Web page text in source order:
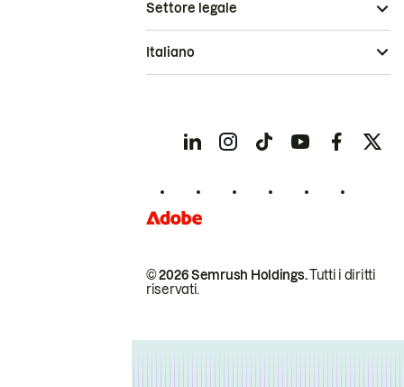
© 2026 Semrush Holdings.Tutti i diritti
riservati.
Settore legale
Italiano